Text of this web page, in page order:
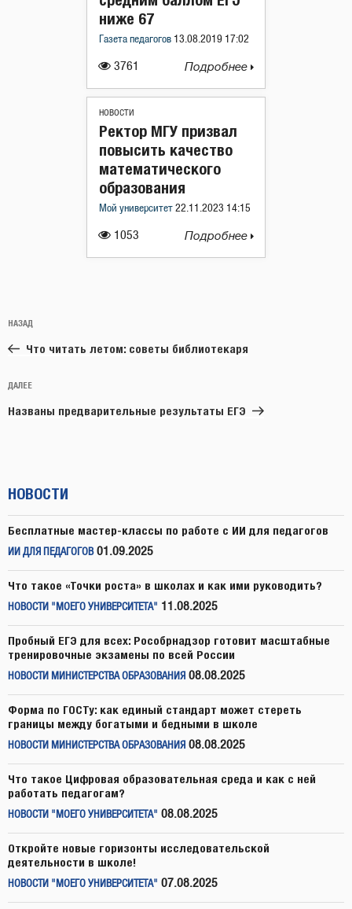
3761
ниже 67
Газета педагогов 13.08.2019 17:02
Подробнее
НОВОСТИ
1053
Ректор МГУ призвал
повысить качество
математического
образования
Мой университет 22.11.2023 14:15
Подробнее
по
записям
Предыдущая
запись:
НАЗАД
Что читать летом: советы библиотекаря
Следующая
запись
ДАЛЕЕ
Названы предварительные результаты ЕГЭ
НОВОСТИ
Бесплатные мастер-классы по работе с ИИ для педагогов
ИИ ДЛЯ ПЕДАГОГОВ 01.09.2025
Что такое «Точки роста» в школах и как ими руководить?
НОВОСТИ "МОЕГО УНИВЕРСИТЕТА" 11.08.2025
Пробный ЕГЭ для всех: Рособрнадзор готовит масштабные
тренировочные экзамены по всей России
НОВОСТИ МИНИСТЕРСТВА ОБРАЗОВАНИЯ 08.08.2025
Форма по ГОСТу: как единый стандарт может стереть
границы между богатыми и бедными в школе
НОВОСТИ МИНИСТЕРСТВА ОБРАЗОВАНИЯ 08.08.2025
Что такое Цифровая образовательная среда и как с ней
работать педагогам?
НОВОСТИ "МОЕГО УНИВЕРСИТЕТА" 08.08.2025
Откройте новые горизонты исследовательской
деятельности в школе!
НОВОСТИ "МОЕГО УНИВЕРСИТЕТА" 07.08.2025